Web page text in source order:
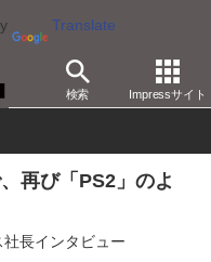
Translate
検索 Impressサイト
再び「PS2」のよ
長インタビュー